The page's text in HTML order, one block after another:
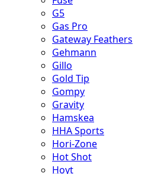
G5
Gas Pro
Gateway Feathers
Gehmann
Gillo
Gold Tip
Gompy
Gravity
Hamskea
HHA Sports
Hori-Zone
Hot Shot
Hoyt